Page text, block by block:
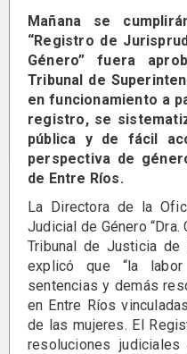
Mañana se
“Registro de
Género” fuera
Tribunal de
en funcionamiento a
registro, se
pública y de fácil
perspectiva de
de Entre Ríos.
La Directora de la
Judicial de Género
Tribunal de Justicia de
explicó que “la
sentencias y demás
en Entre Ríos
de las mujeres. El
resoluciones